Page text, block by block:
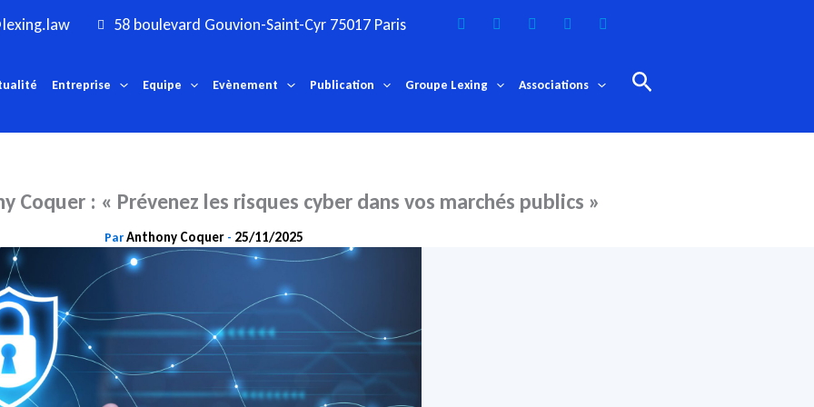
58 boulevard Gouvion-Saint-Cyr 75017 Paris
Entreprise Equipe Evènement Publication Groupe Lexing Associations Rechercher
Coquer : « Prévenez les risques cyber dans vos marchés publics »
ParAnthony Coquer - 25/11/2025